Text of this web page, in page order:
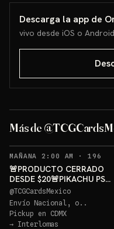
Descarga la app de
vivo desde iOS o
Más de
MAÑANA 2:00 AM · 196
🚨PRODUCTO CERRADO
DESDE $20🚨PIKACHU PSA
10 GRATIS
@TCGCardsMexico
Envío Nacional, o..
Pickup en CDMX
→ Interlomas